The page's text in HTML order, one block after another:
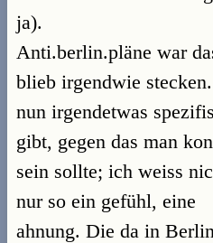
ja).
Anti.berlin.pläne war
blieb irgendwie
nun irgendetwas
gibt, gegen das man
sein sollte; ich weiss
nur so ein gefühl, eine
ahnung. Die da in